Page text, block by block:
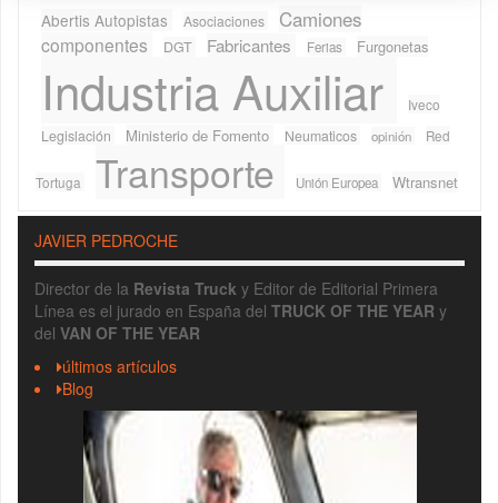
Abertis Autopistas Asociaciones Camiones
componentes DGT Fabricantes Ferias Furgonetas
Industria Auxiliar
Iveco
Legislación
Ministerio de Fomento Neumaticos opinión Red
Tortuga Transporte Unión Europea Wtransnet
JAVIER PEDROCHE
Director de la Revista Truck y Editor de Editorial Primera
Línea es el jurado en España del TRUCK OF THE YEAR y
del VAN OF THE YEAR
últimos artículos
Blog